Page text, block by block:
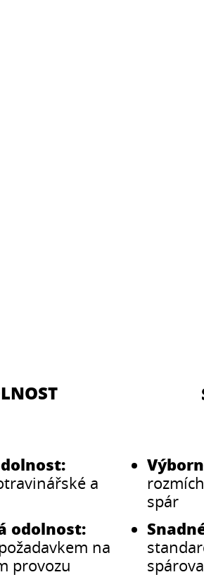
a
odolnost:
na
provozu
spár